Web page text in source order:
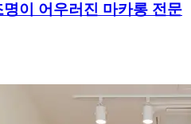
이 어우러진 마카롱 전문